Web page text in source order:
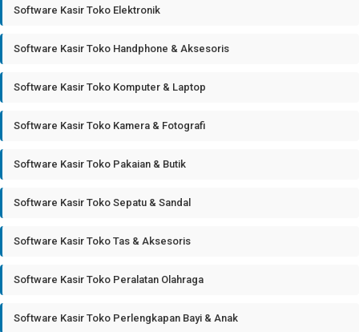
Software Kasir Toko Elektronik
Software Kasir Toko Handphone & Aksesoris
Software Kasir Toko Komputer & Laptop
Software Kasir Toko Kamera & Fotografi
Software Kasir Toko Pakaian & Butik
Software Kasir Toko Sepatu & Sandal
Software Kasir Toko Tas & Aksesoris
Software Kasir Toko Peralatan Olahraga
Software Kasir Toko Perlengkapan Bayi & Anak